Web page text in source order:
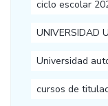
ciclo escolar
UNIVERSIDAD
Universidad
cursos de